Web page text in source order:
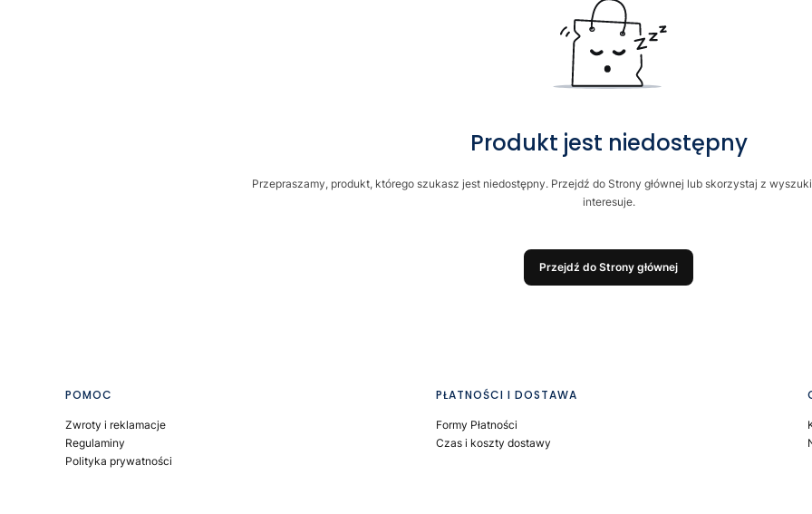
Produkt jest niedostępny
Przepraszamy, produkt, którego szukasz jest niedostępny. Przejdź do Strony głównej lub skorzystaj z
interesuje.
Przejdź do Strony głównej
Linki w stopce
POMOC
Zwroty i reklamacje
Regulaminy
Polityka prywatności
PŁATNOŚCI I DOSTAWA
Formy Płatności
Czas i koszty dostawy